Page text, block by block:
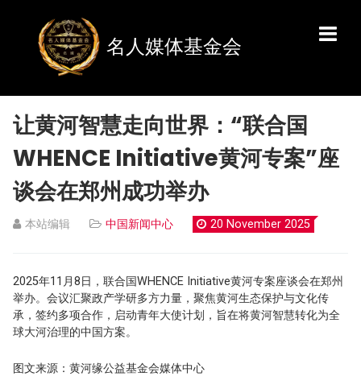
名人媒体基金会
让黄河智慧走向世界：“联合国
WHENCE Initiative黄河专案”座
谈会在郑州成功举办
本站编辑 中国新闻中心 20 November 2025
2025年11月8日，联合国WHENCE Initiative黄河专案座谈会在郑州
举办。会议汇聚政产学研多方力量，聚焦黄河生态保护与文化传
承，签约多项合作，启动青年大使计划，旨在将黄河智慧转化为全
球大河治理的中国方案。
图文来源：黄河缘公益基金会媒体中心